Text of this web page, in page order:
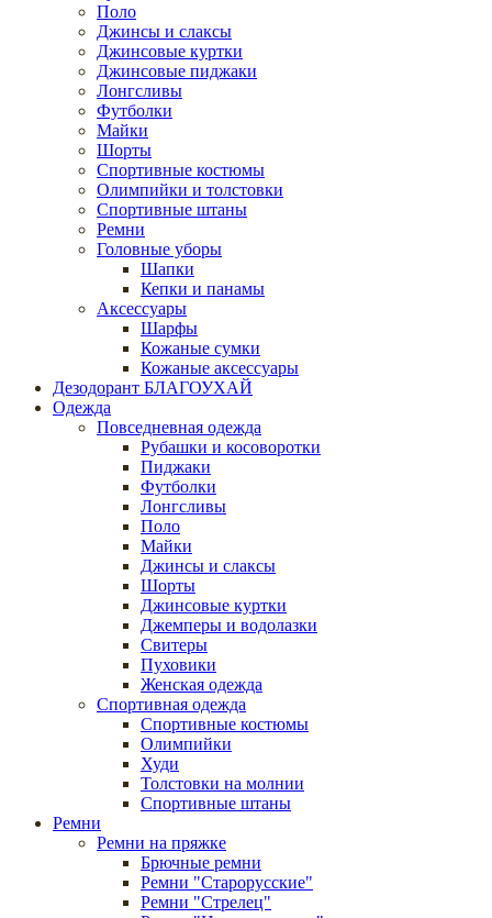
Поло
Джинсы и слаксы
Джинсовые куртки
Джинсовые пиджаки
Лонгсливы
Футболки
Майки
Шорты
Спортивные костюмы
Олимпийки и толстовки
Спортивные штаны
Ремни
Головные уборы
Шапки
Кепки и панамы
Аксессуары
Шарфы
Кожаные сумки
Кожаные аксессуары
Дезодорант БЛАГОУХАЙ
Одежда
Повседневная одежда
Рубашки и косоворотки
Пиджаки
Футболки
Лонгсливы
Поло
Майки
Джинсы и слаксы
Шорты
Джинсовые куртки
Джемперы и водолазки
Свитеры
Пуховики
Женская одежда
Спортивная одежда
Спортивные костюмы
Олимпийки
Худи
Толстовки на молнии
Спортивные штаны
Ремни
Ремни на пряжке
Брючные ремни
Ремни "Старорусские"
Ремни "Стрелец"